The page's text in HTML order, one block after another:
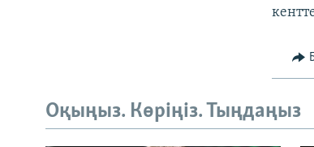
Оқыңыз. Көріңіз. Тыңдаңыз